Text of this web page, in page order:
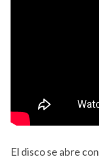
El disco se abre con